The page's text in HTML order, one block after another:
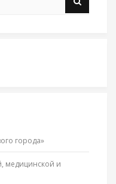
города»
медицинской и